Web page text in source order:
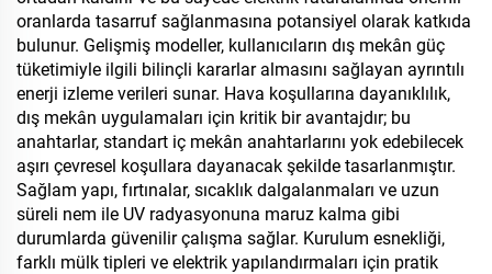
oranlarda tasarruf sağlanmasına potansiyel olarak katkıda
bulunur. Gelişmiş modeller, kullanıcıların dış mekân güç
tüketimiyle ilgili bilinçli kararlar almasını sağlayan ayrıntılı
enerji izleme verileri sunar. Hava koşullarına dayanıklılık,
dış mekân uygulamaları için kritik bir avantajdır; bu
anahtarlar, standart iç mekân anahtarlarını yok edebilecek
aşırı çevresel koşullara dayanacak şekilde tasarlanmıştır.
Sağlam yapı, fırtınalar, sıcaklık dalgalanmaları ve uzun
süreli nem ile UV radyasyonuna maruz kalma gibi
durumlarda güvenilir çalışma sağlar. Kurulum esnekliği,
farklı mülk tipleri ve elektrik yapılandırmaları için pratik